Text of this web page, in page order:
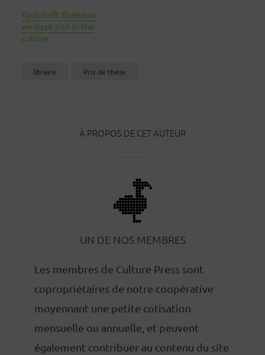
Tijdschrift Boekman
verdiept zich in the
culture
libraire Prix de thèse
À PROPOS DE CET AUTEUR
UN DE NOS MEMBRES
Les membres de Culture Press sont
copropriétaires de notre coopérative
moyennant une petite cotisation
mensuelle ou annuelle, et peuvent
également contribuer au contenu du site